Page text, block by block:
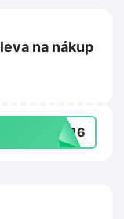
na nákup
MA26